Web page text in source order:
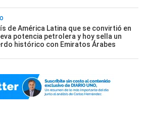
de América Latina que se convirtió en
potencia petrolera y hoy sella un
histórico con Emiratos Árabes